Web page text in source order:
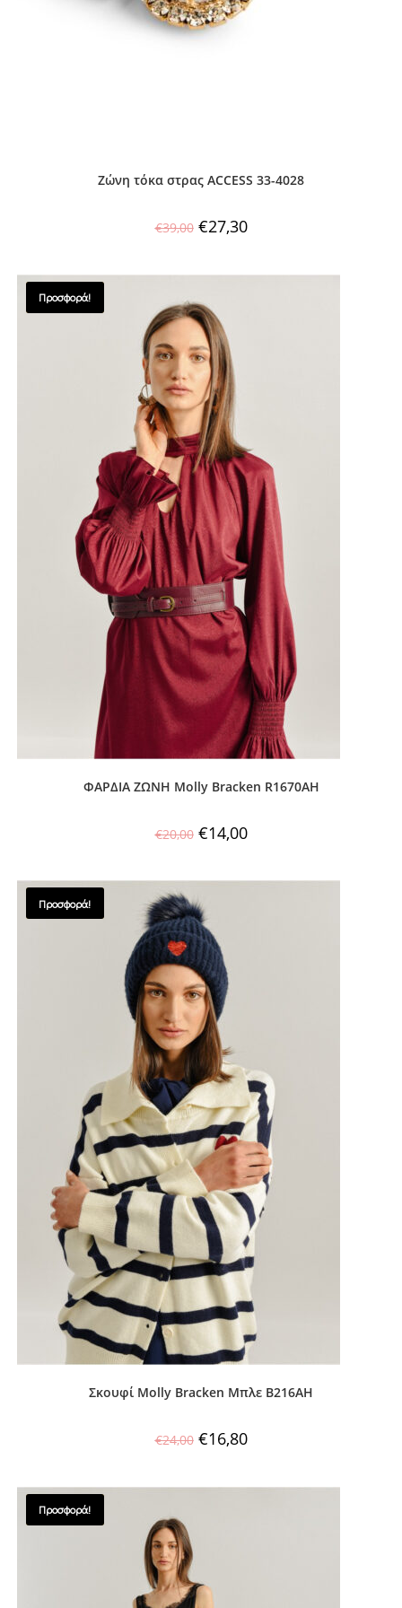
Ζώνη τόκα στρας ACCESS 33-4028
€39,00 €27,30
SALES !
Προσφορά!
ΦΑΡΔΙΑ ΖΩΝΗ Molly Bracken R1670AH
€20,00 €14,00
SALES !
Προσφορά!
Σκουφί Molly Bracken Μπλε B216AH
€24,00 €16,80
SALES !
Προσφορά!